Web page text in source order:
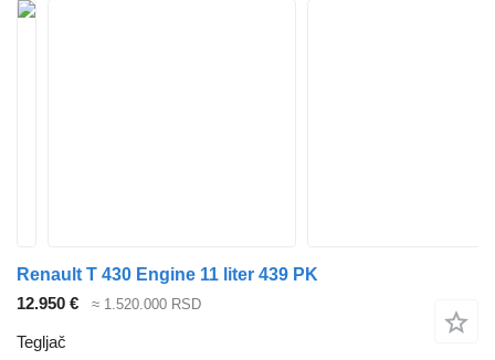
Renault T 430 Engine 11 liter 439 PK
12.950 €
≈ 1.520.000 RSD
Tegljač